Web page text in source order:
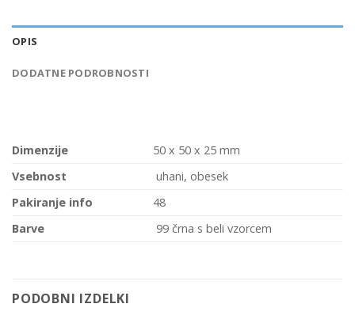
OPIS
DODATNE PODROBNOSTI
Dimenzije
50 x 50 x 25 mm
Vsebnost
uhani, obesek
Pakiranje info
48
Barve
99 črna s beli vzorcem
PODOBNI IZDELKI